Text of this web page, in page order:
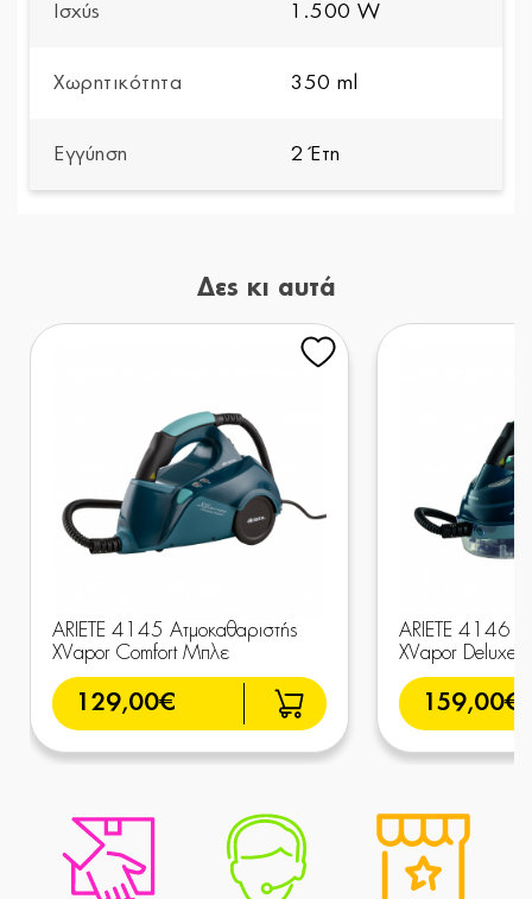
Ισχύς 1.500 W
Χωρητικότητα 350 ml
Εγγύηση 2 Έτη
Δες κι αυτά
ARIETE 4145 Ατμοκαθαριστής
XVapor Comfort Μπλε
129,00€
ARIETE 4146
XVapor Deluxe
159,00€